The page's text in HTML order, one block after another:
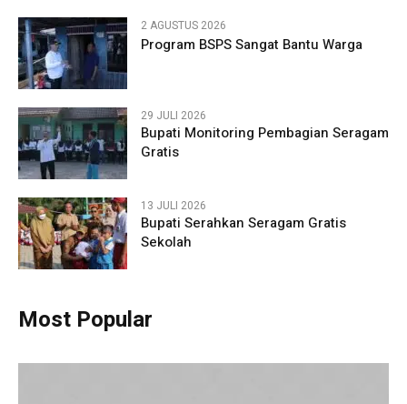
2 AGUSTUS 2026
Program BSPS Sangat Bantu Warga
29 JULI 2026
Bupati Monitoring Pembagian Seragam
Gratis
13 JULI 2026
Bupati Serahkan Seragam Gratis
Sekolah
Most Popular